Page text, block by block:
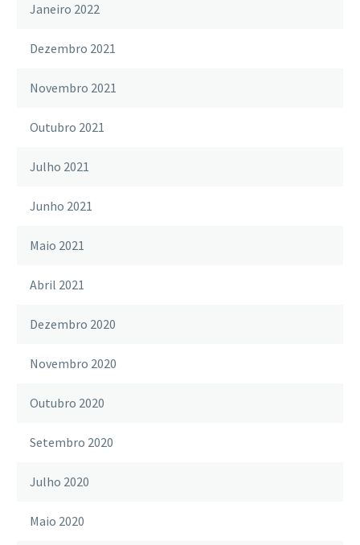
Janeiro 2022
Dezembro 2021
Novembro 2021
Outubro 2021
Julho 2021
Junho 2021
Maio 2021
Abril 2021
Dezembro 2020
Novembro 2020
Outubro 2020
Setembro 2020
Julho 2020
Maio 2020